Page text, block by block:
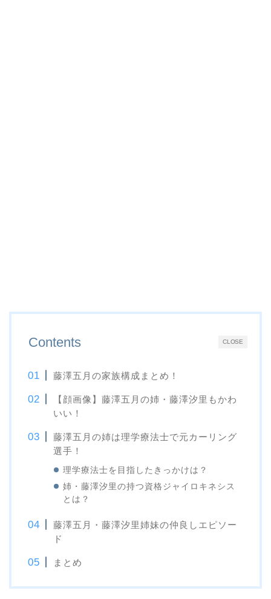
CLOSE
Contents
藤澤五月の家族構成まとめ！
【顔画像】藤澤五月の姉・藤澤汐里もかわ
いい！
藤澤五月の姉は理学療法士で元カーリング
選手！
理学療法士を目指したきっかけは？
姉・藤澤汐里の持つ資格ジャイロキネシス
とは？
藤澤五月・藤澤汐里姉妹の仲良しエピソー
ド
まとめ